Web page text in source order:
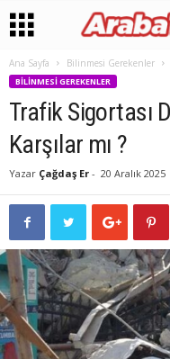
Ana Sayfa Bilinmesi Gerekenler
BILINMESI GEREKENLER
Trafik Sigortası
Karşılar mı ?
Yazar Çağdaş Er - 20 Aralık 2025